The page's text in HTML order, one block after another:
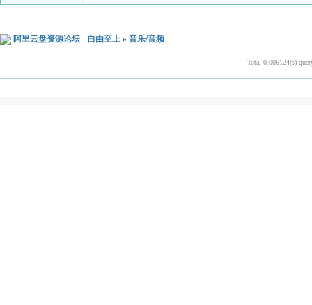
阿里云盘资源论坛 - 自由至上 » 音乐/音频
Total 0.006124(s)